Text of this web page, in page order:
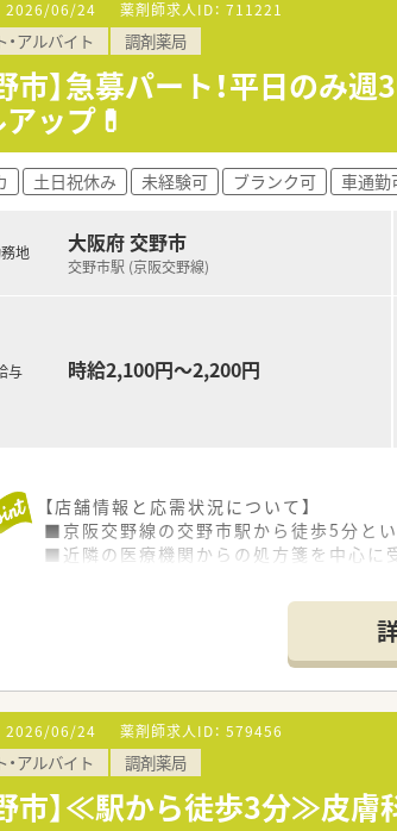
■夏季休暇や年末年始休暇、リフレッシュ
仕事もプライベートも充実させること
■30歳以上の薬剤師さんの多くは管理職
その場合は大幅年収アップになります。
2026/06/24 薬剤師求人ID： 711221
・アルバイト 調剤薬局
市】急募パート！平日の
ップ💊
土日祝休み 未経験可 ブランク可 車通勤
地 大阪府 交野市
交野市駅 (京阪交野線)
与 時給2,100円～2,200円
【店舗情報と応需状況について】
■京阪交野線の交野市駅から徒歩5分と
■近隣の医療機関からの処方箋を中心に
■店舗の運営体制をさらに強化し、地域
■患者様一人ひとりと丁寧にコミュニケ
■調剤未経験の方やブランクがある方で
【法人特徴について】
■地域に深く根差した運営を行っており
■従業員一人ひとりの働きやすさを大切
■今後の超高齢社会を見据え、在宅医療
2026/06/24 薬剤師求人ID： 579456
・アルバイト 調剤薬局
市】≪駅から徒歩3分≫皮